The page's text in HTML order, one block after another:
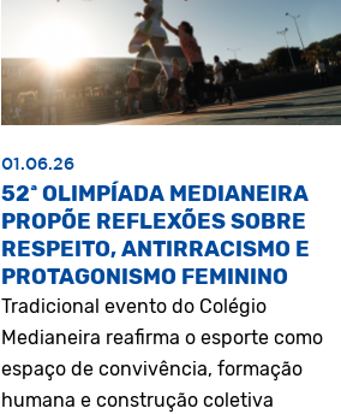
01.06.26
52ª OLIMPÍADA MEDIANEIRA
PROPÕE REFLEXÕES SOBRE
RESPEITO, ANTIRRACISMO E
PROTAGONISMO FEMININO
Tradicional evento do Colégio
Medianeira reafirma o esporte como
espaço de convivência, formação
humana e construção coletiva